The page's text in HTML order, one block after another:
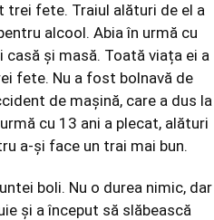
trei fete. Traiul alături de el a
alcool. Abia în urmă cu
și masă. Toată viața ei a
fete. Nu a fost bolnavă de
de mașină, care a dus la
cu 13 ani a plecat, alături
a-și face un trai mai bun.
boli. Nu o durea nimic, dar
și a început să slăbească